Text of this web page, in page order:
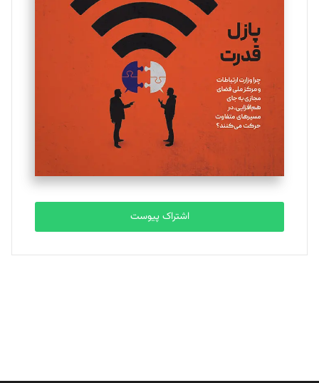
یسنا امان‌پور
تحریریه
ملینا جعفری
تحریریه
مصطفی مسجدی آرانی
تحریریه
بابک نقاش
تحریریه
اشتراک پیوست